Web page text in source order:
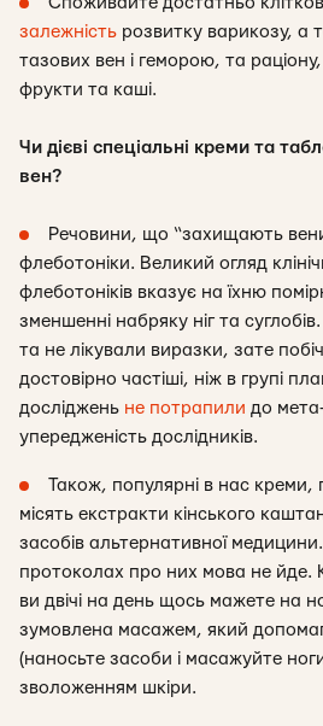
залежність розвитку варикозу, а
тазових вен і геморою, та раціону,
фрукти та каші.
Чи дієві спеціальні креми та
вен?
Речовини, що “захищають
флеботоніки. Великий огляд
флеботоніків вказує на їхню
зменшенні набряку ніг та
та не лікували виразки, зате
достовірно частіші, ніж в групі
досліджень не потрапили до
упередженість дослідників.
Також, популярні в нас креми,
місять екстракти кінського
засобів альтернативної
протоколах про них мова не йде.
ви двічі на день щось мажете на
зумовлена масажем, який
(наносьте засоби і масажуйте
зволоженням шкіри.